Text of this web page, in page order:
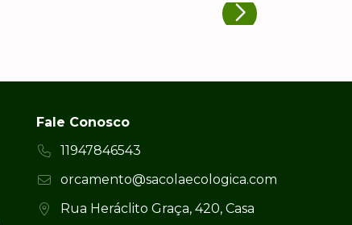
Fale Conosco
11947846543
orcamento@sacolaecologica.com
Rua Heráclito Graça, 420, Casa